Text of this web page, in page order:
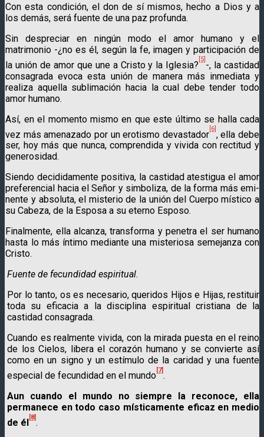
Con esta condición, el don de sí mismos, hecho a Dios y a
los demás, será fuente de una paz profunda.
Sin despreciar en ningún modo el amor humano y el
matrimonio -¿no es él, según la fe, imagen y participación de
la unión de amor que une a Cristo y la Iglesia?
[5]
-, la castidad
consagrada evoca esta unión de manera más inmediata y
realiza aquella su­blimación hacia la cual debe tender todo
amor humano.
Así, en el momento mismo en que este último se halla cada
vez más amenazado por un erotismo devastador
[6]
, ella debe
ser, hoy más que nunca, comprendida y vivida con rectitud y
generosidad.
Siendo decididamente positiva, la castidad atestigua el amor
preferencial hacia el Señor y simboliza, de la forma más emi­
nente y absoluta, el misterio de la unión del Cuerpo místico a
su Cabeza, de la Esposa a su eterno Esposo.
Finalmente, ella alcanza, transforma y penetra el ser huma­no
hasta lo más íntimo mediante una misteriosa semejanza con
Cristo.
Fuente de fecundidad espiritual.
Por lo tanto, os es necesario, queridos Hijos e Hijas, restituir
toda su eficacia a la disciplina espiritual cristiana de la
castidad consagrada.
Cuando es realmente vivida, con la mirada puesta en el reino
de los Cielos, libera el corazón humano y se convierte así
como en un signo y un estímulo de la caridad y una fuente
especial de fecundidad en el mundo
[7]
.
Aun cuando el mundo no siempre la reconoce, ella
perma­nece en todo caso místicamente eficaz en medio
de él
[8]
.